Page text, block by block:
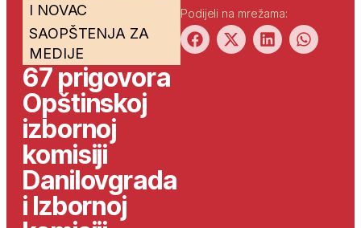
I NOVAC
SAOPŠTENJA ZA
MEDIJE
67 prigovora
Opštinskoj
izbornoj
komisiji
Danilovgrada
i Izbornoj
Podijeli na mrežama: